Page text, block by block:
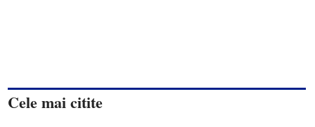
Cele mai citite